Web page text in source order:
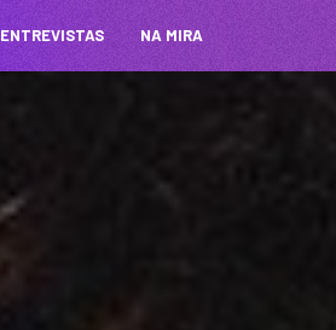
ENTREVISTAS NA MIRA